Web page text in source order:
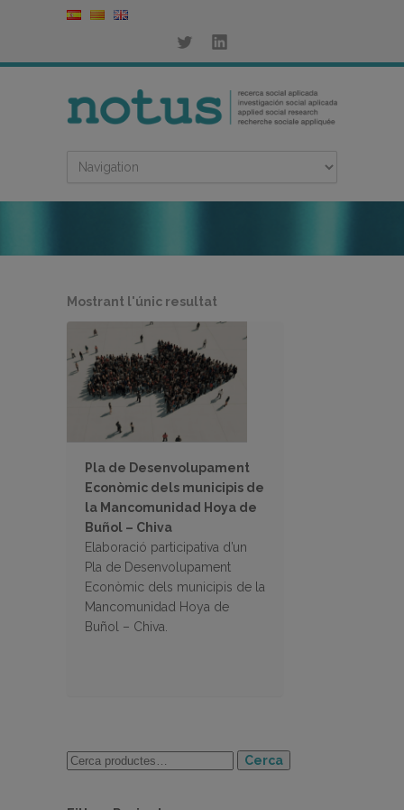
Mostrant l'únic resultat
Pla de Desenvolupament
Econòmic dels municipis de
la Mancomunidad Hoya de
Buñol – Chiva
Elaboració participativa d’un
Pla de Desenvolupament
Econòmic dels municipis de la
Mancomunidad Hoya de
Buñol – Chiva.
Cerca